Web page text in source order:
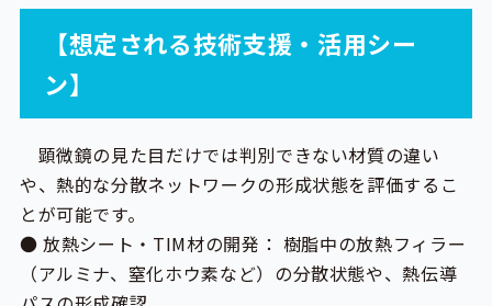
【想定される技術支援・活用シー
ン】
顕微鏡の見た目だけでは判別できない材質の違い
や、熱的な分散ネットワークの形成状態を評価するこ
とが可能です。
● 放熱シート・TIM材の開発： 樹脂中の放熱フィラー
（アルミナ、窒化ホウ素など）の分散状態や、熱伝導